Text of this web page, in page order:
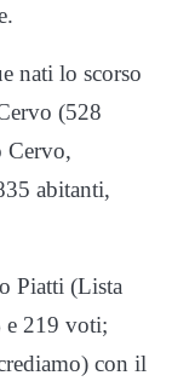
nati lo scorso
(528
Cervo,
abitanti,
Piatti (Lista
e 219 voti;
con il